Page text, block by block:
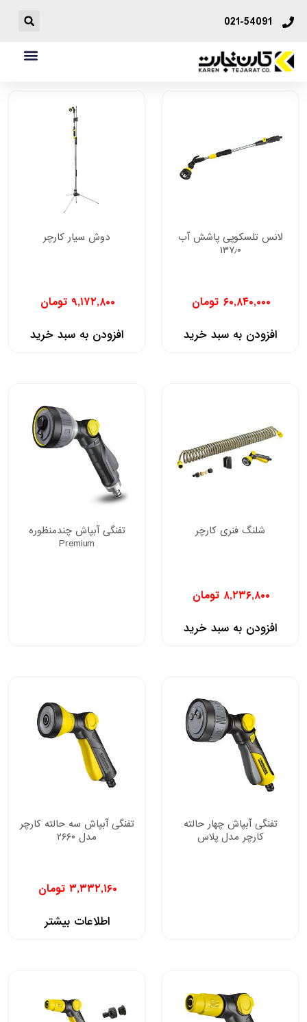
021-54091
لانس تلسکوپی پاشش آب
۱۳۷٫۰
۶۰,۸۴۰,۰۰۰ تومان
افزودن به سبد خرید
دوش سیار کارچر
۹,۱۷۲,۸۰۰ تومان
افزودن به سبد خرید
شلنگ فنری کارچر
۸,۲۳۶,۸۰۰ تومان
افزودن به سبد خرید
تفنگی آبپاش چندمنظوره
Premium
تفنگی آبپاش چهار حالته
کارچر مدل پلاس
تفنگی آبپاش سه حالته کارچر
مدل ۲۶۶۰
۳,۳۳۲,۱۶۰ تومان
اطلاعات بیشتر